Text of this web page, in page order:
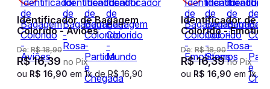
Identificador de Bagagem
Colorido - Aviões
De: R$ 18,90
R$16,39 no Pix
ou R$ 16 90 em 1x de R$ 16 90
Identificador de
Colorido -
De: R$ 18,90
R$16,39no Pix
ou R$ 16 90 em 1x